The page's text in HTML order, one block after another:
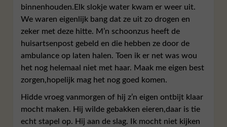
binnenhouden.Elk slokje water kwam er weer uit.
We waren eigenlijk bang dat ze uit zo drogen en
zeker met deze hitte. M’n schoonzus heeft de
huisartsenpost gebeld en die hebben ze door de
ambulance op laten halen. Toen ik er net was wou
het nog helemaal niet met haar. Maak me eigen best
zorgen,hopelijk mag het nog goed komen.
Hidde vroeg vanmorgen of hij z’n eigen ontbijt klaar
mocht maken. Hij wilde gebakken eieren,daar is tie
echt stapel op. Hij aan de slag. Ik mocht niet kijken